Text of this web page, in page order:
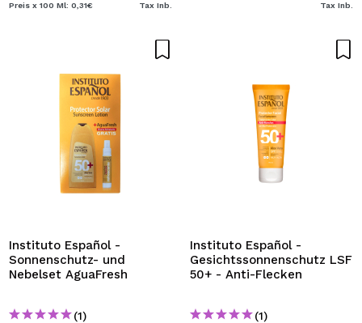
Preis x 100 Ml: 0,31€ Tax Inb. Tax Inb.
Instituto Español -
Sonnenschutz- und
Nebelset AguaFresh
(1)
Instituto Español -
Gesichtssonnenschutz LSF
50+ - Anti-Flecken
(1)